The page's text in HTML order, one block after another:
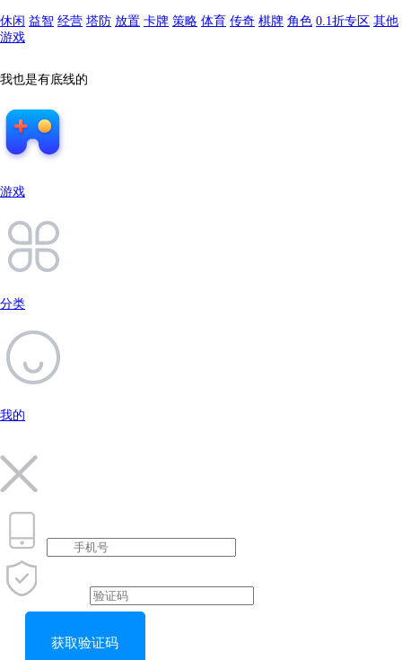
休闲 益智 经营 塔防 放置 卡牌 策略 体育 传奇 棋牌 角色 0.1折专区 其他
游戏
我也是有底线的
游戏
分类
我的
获取验证码